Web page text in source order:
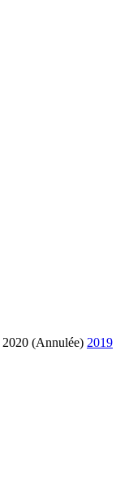
2020 (Annulée) 2019